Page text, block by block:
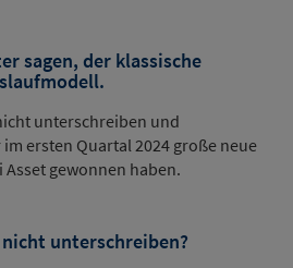
sagen, der klassische
unterschreiben und
ersten Quartal 2024 große neue
gewonnen haben.
unterschreiben?